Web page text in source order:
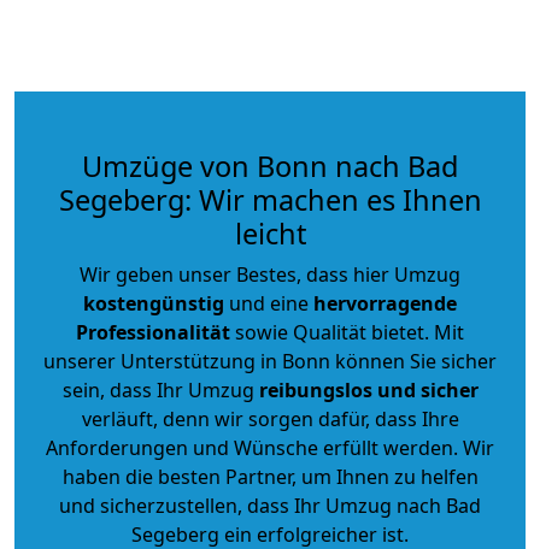
Umzüge von Bonn nach Bad
Segeberg: Wir machen es Ihnen
leicht
Wir geben unser Bestes, dass hier Umzug
kostengünstig und eine hervorragende
Professionalitätsowie Qualität bietet. Mit
unserer Unterstützung in Bonn können Sie sicher
sein, dass Ihr Umzug reibungslos und sicher
verläuft, denn wir sorgen dafür, dass Ihre
Anforderungen und Wünsche erfüllt werden. Wir
haben die besten Partner, um Ihnen zu helfen
und sicherzustellen, dass Ihr Umzug nach Bad
Segeberg ein erfolgreicher ist.